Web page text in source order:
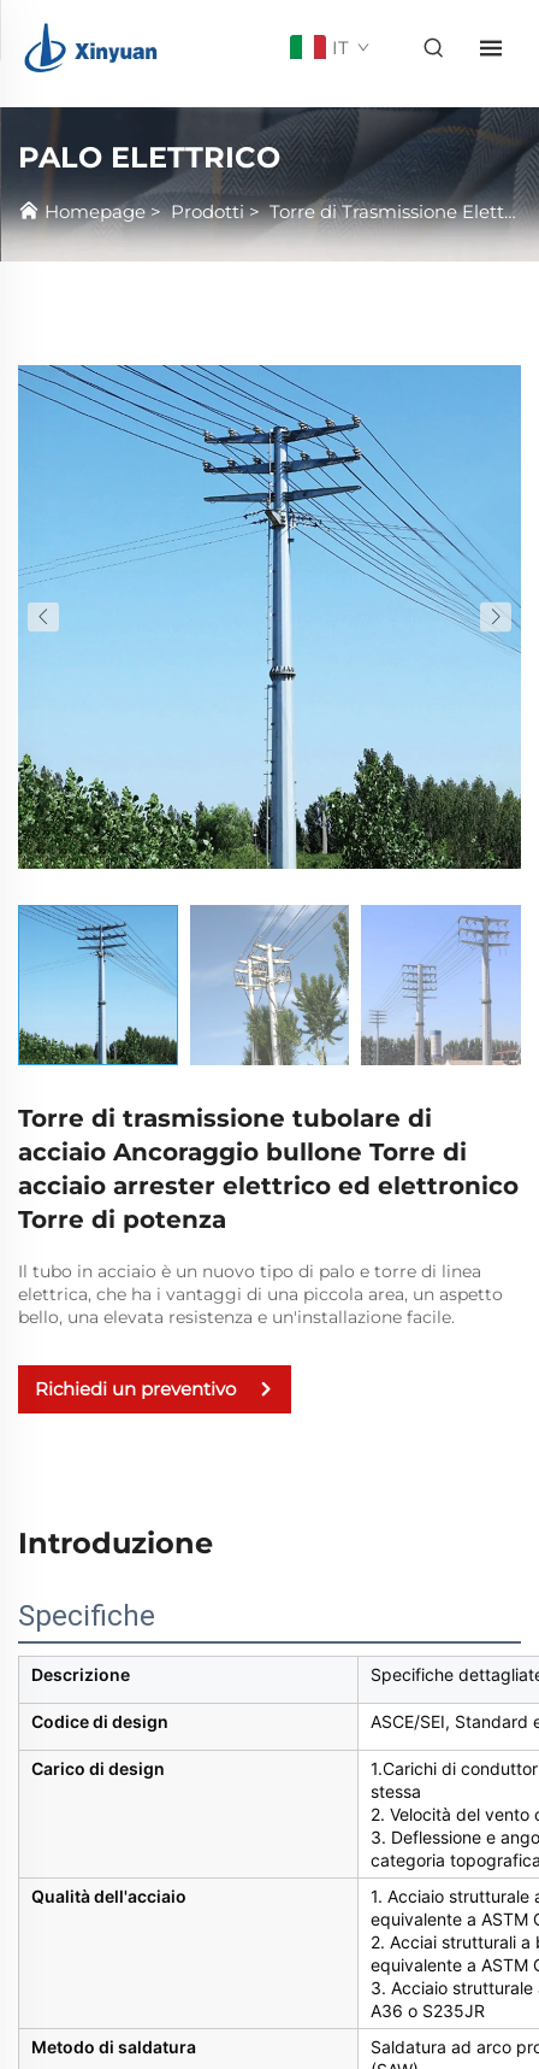
IT
PALO ELETTRICO
Homepage>Prodotti>Torre di Trasmissione Elettrica
Torre di trasmissione tubolare di
acciaio Ancoraggio bullone Torre di
acciaio arrester elettrico ed elettronico
Torre di potenza
Il tubo in acciaio è un nuovo tipo di palo e torre di linea
elettrica, che ha i vantaggi di una piccola area, un aspetto
bello, una elevata resistenza e un'installazione facile.
Richiedi un preventivo
Introduzione
Specifiche
Descrizione Specifiche
Codice di design ASCE/SEI, Standard
Carico di design
1.Carichi di
stessa
2. Velocità del vento
3. Deflessione e
categoria
Qualità dell'acciaio
1. Acciaio strutturale
equivalente a ASTM
2. Acciai strutturali a
equivalente a ASTM
3. Acciaio strutturale
A36 o S235JR
Metodo di saldatura
Saldatura ad arco